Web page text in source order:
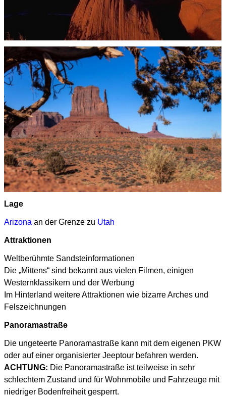
Lage
Arizona an der Grenze zu Utah
Attraktionen
Weltberühmte Sandsteinformationen
Die „Mittens“ sind bekannt aus vielen Filmen, einigen
Westernklassikern und der Werbung
Im Hinterland weitere Attraktionen wie bizarre Arches und
Felszeichnungen
Panoramastraße
Die ungeteerte Panoramastraße kann mit dem eigenen PKW
oder auf einer organisierter Jeeptour befahren werden.
ACHTUNG: Die Panoramastraße ist teilweise in sehr
schlechtem Zustand und für Wohnmobile und Fahrzeuge mit
niedriger Bodenfreiheit gesperrt.